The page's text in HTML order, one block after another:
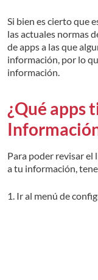
Si bien es cierto que
las actuales normas
de apps a las que
información, por lo
información.
¿Qué apps
Para poder revisar el
a tu información,
1. Ir al menú de